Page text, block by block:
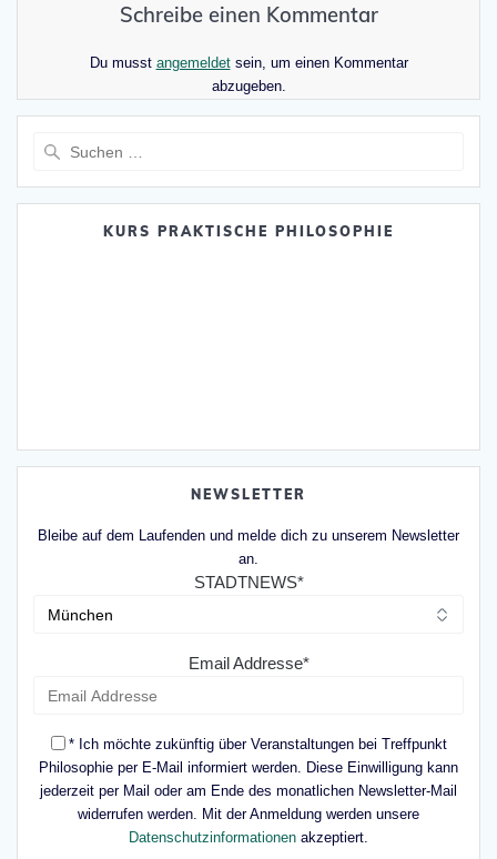
Schreibe einen Kommentar
Du musst angemeldetsein, um einen Kommentar
abzugeben.
KURS PRAKTISCHE PHILOSOPHIE
NEWSLETTER
Bleibe auf dem Laufenden und melde dich zu unserem Newsletter
an.
STADTNEWS*
Email Addresse*
* Ich möchte zukünftig über Veranstaltungen bei Treffpunkt
Philosophie per E-Mail informiert werden. Diese Einwilligung kann
jederzeit per Mail oder am Ende des monatlichen Newsletter-Mail
widerrufen werden. Mit der Anmeldung werden unsere
Datenschutzinformationen akzeptiert.